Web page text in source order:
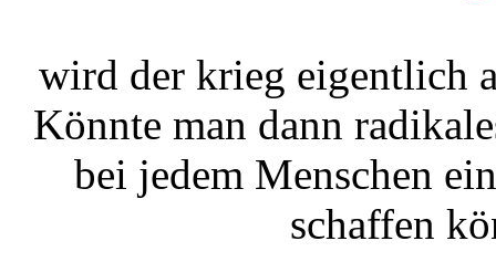
wird der krieg eigentlich
Könnte man dann
bei jedem Menschen
schaffen